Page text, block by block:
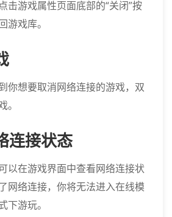
击游戏属性页面底部的“关闭”按
游戏库。
你想要取消网络连接的游戏，双
。
连接状态
以在游戏界面中查看网络连接状
网络连接，你将无法进入在线模
下游玩。